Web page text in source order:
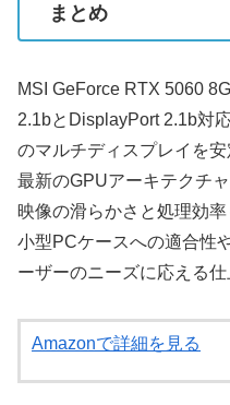
まとめ
MSI GeForce RTX 5060
2.1bとDisplayPort 2.1b対
のマルチディスプレイを
最新のGPUアーキテクチ
映像の滑らかさと処理効率
小型PCケースへの適合性
ーザーのニーズに応える仕
Amazonで詳細を見る